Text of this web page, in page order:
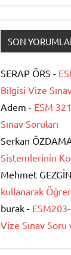
SON
SERAP ÖRS -
Bilgisi Vize
Adem - ESM
Sınav Soruları
Serkan
Sistemlerinin
Mehmet
kullanarak
burak -
Vize Sınav